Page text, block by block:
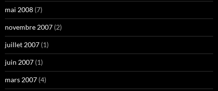
mai 2008 (7)
novembre 2007 (2)
juillet 2007 (1)
juin 2007 (1)
mars 2007 (4)